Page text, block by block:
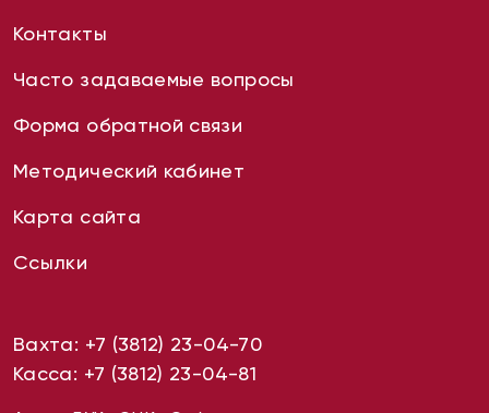
Контакты
Часто задаваемые вопросы
Форма обратной связи
Методический кабинет
Карта сайта
Ссылки
Вахта: +7 (3812) 23-04-70
Касса: +7 (3812) 23-04-81